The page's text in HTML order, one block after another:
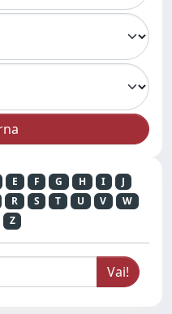
E F G H I
J
R S T U V
W
Z